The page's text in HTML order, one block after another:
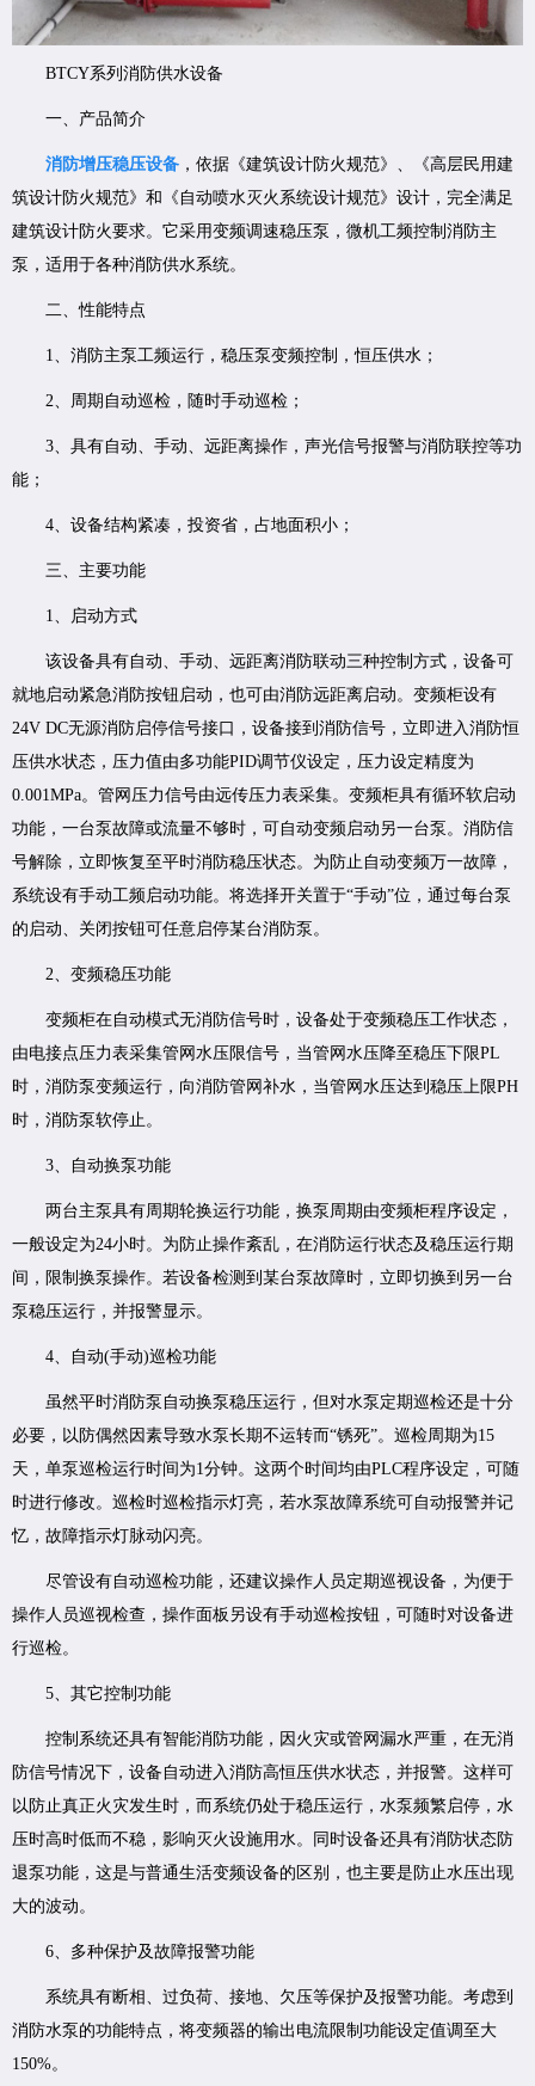
BTCY系列消防供水设备
一、产品简介
消防增压稳压设备 ，依据《建筑设计防火规范》、《高层民用建
筑设计防火规范》和《自动喷水灭火系统设计规范》设计，完全满足
建筑设计防火要求。它采用变频调速稳压泵，微机工频控制消防主
泵，适用于各种消防供水系统。
二、性能特点
1、消防主泵工频运行，稳压泵变频控制，恒压供水；
2、周期自动巡检，随时手动巡检；
3、具有自动、手动、远距离操作，声光信号报警与消防联控等功
能；
4、设备结构紧凑，投资省，占地面积小；
三、主要功能
1、启动方式
该设备具有自动、手动、远距离消防联动三种控制方式，设备可
就地启动紧急消防按钮启动，也可由消防远距离启动。变频柜设有
24V DC无源消防启停信号接口，设备接到消防信号，立即进入消防恒
压供水状态，压力值由多功能PID调节仪设定，压力设定精度为
0.001MPa。管网压力信号由远传压力表采集。变频柜具有循环软启动
功能，一台泵故障或流量不够时，可自动变频启动另一台泵。消防信
号解除，立即恢复至平时消防稳压状态。为防止自动变频万一故障，
系统设有手动工频启动功能。将选择开关置于“手动”位，通过每台泵
的启动、关闭按钮可任意启停某台消防泵。
2、变频稳压功能
变频柜在自动模式无消防信号时，设备处于变频稳压工作状态，
由电接点压力表采集管网水压限信号，当管网水压降至稳压下限PL
时，消防泵变频运行，向消防管网补水，当管网水压达到稳压上限PH
时，消防泵软停止。
3、自动换泵功能
两台主泵具有周期轮换运行功能，换泵周期由变频柜程序设定，
一般设定为24小时。为防止操作紊乱，在消防运行状态及稳压运行期
间，限制换泵操作。若设备检测到某台泵故障时，立即切换到另一台
泵稳压运行，并报警显示。
4、自动(手动)巡检功能
虽然平时消防泵自动换泵稳压运行，但对水泵定期巡检还是十分
必要，以防偶然因素导致水泵长期不运转而“锈死”。巡检周期为15
天，单泵巡检运行时间为1分钟。这两个时间均由PLC程序设定，可随
时进行修改。巡检时巡检指示灯亮，若水泵故障系统可自动报警并记
忆，故障指示灯脉动闪亮。
尽管设有自动巡检功能，还建议操作人员定期巡视设备，为便于
操作人员巡视检查，操作面板另设有手动巡检按钮，可随时对设备进
行巡检。
5、其它控制功能
控制系统还具有智能消防功能，因火灾或管网漏水严重，在无消
防信号情况下，设备自动进入消防高恒压供水状态，并报警。这样可
以防止真正火灾发生时，而系统仍处于稳压运行，水泵频繁启停，水
压时高时低而不稳，影响灭火设施用水。同时设备还具有消防状态防
退泵功能，这是与普通生活变频设备的区别，也主要是防止水压出现
大的波动。
6、多种保护及故障报警功能
系统具有断相、过负荷、接地、欠压等保护及报警功能。考虑到
消防水泵的功能特点，将变频器的输出电流限制功能设定值调至大
150%。